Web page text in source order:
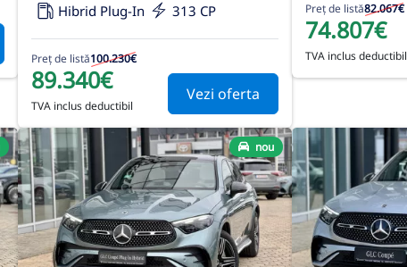
Hibrid Plug-In
313 CP
Preț de listă100.230€
89.340€
TVA inclus deductibil
Vezi oferta
Preț de listă82.067€
74.807€
TVA inclus deductibil
nou